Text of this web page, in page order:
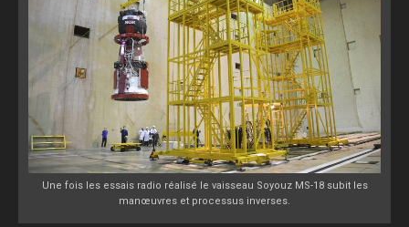
Une fois les essais radio réalisé le vaisseau Soyouz MS-18 subit les
manœuvres et processus inverses.